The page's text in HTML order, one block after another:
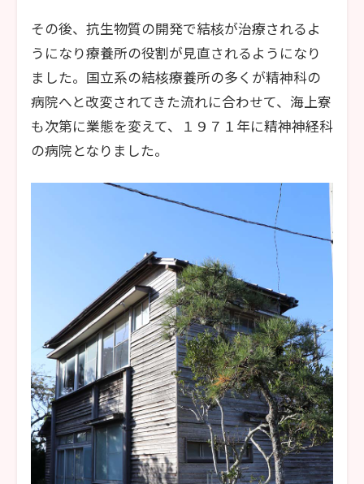
その後、抗生物質の開発で結核が治療されるよ
うになり療養所の役割が見直されるようになり
ました。国立系の結核療養所の多くが精神科の
病院へと改変されてきた流れに合わせて、海上寮
も次第に業態を変えて、１９７１年に精神神経科
の病院となりました。